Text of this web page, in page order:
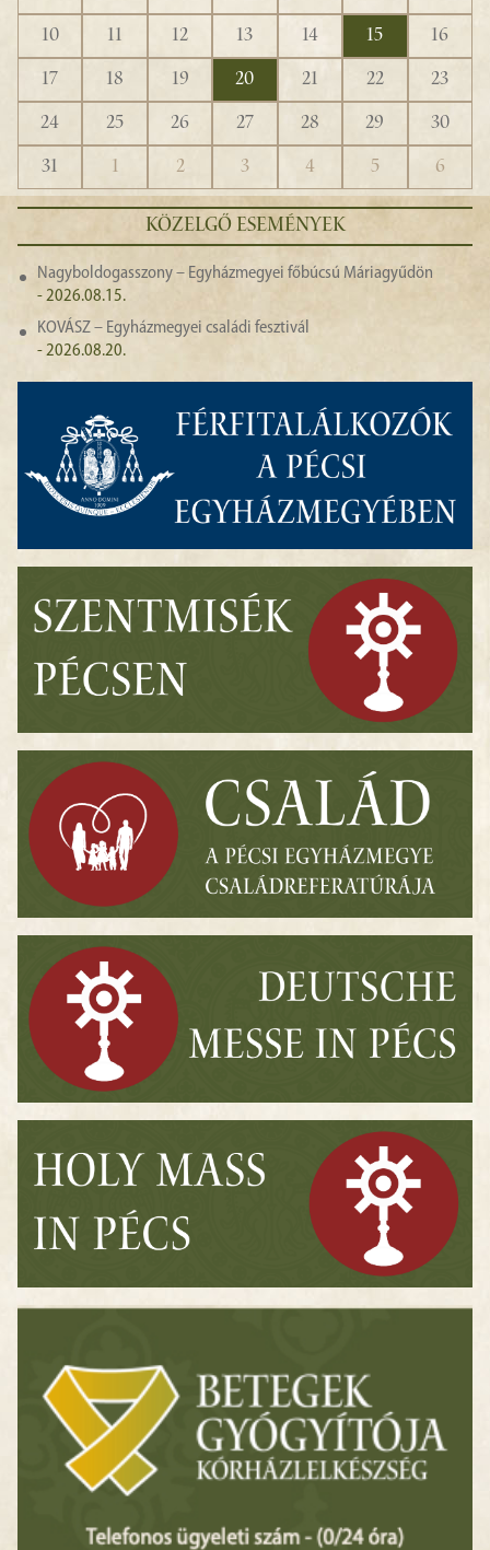
10
11 12 13 14 15
16
17
18 19 20 21 22
23
24
25 26 27 28 29
30
31
1 2 3 4 5 6
KÖZELGŐ ESEMÉNYEK
Nagyboldogasszony – Egyházmegyei főbúcsú Máriagyűdön
- 2026.08.15.
KOVÁSZ – Egyházmegyei családi fesztivál
- 2026.08.20.